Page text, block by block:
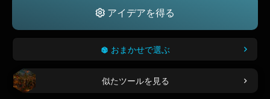
アイデアを得る
おまかせで選ぶ
似たツールを見る